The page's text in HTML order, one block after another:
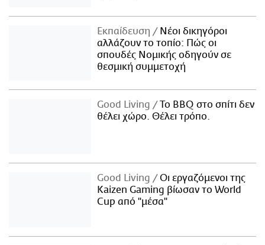
Εκπαίδευση
Νέοι δικηγόροι
αλλάζουν το τοπίο: Πώς οι
σπουδές Νομικής οδηγούν σε
θεσμική συμμετοχή
Good Living
Το BBQ στο σπίτι δεν
θέλει χώρο. Θέλει τρόπο.
Good Living
Οι εργαζόμενοι της
Kaizen Gaming βίωσαν το World
Cup από "μέσα"